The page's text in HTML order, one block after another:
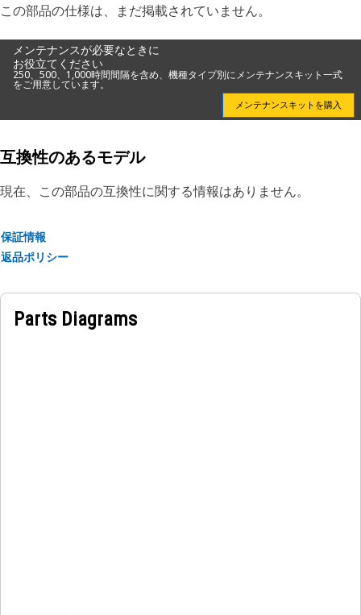
この部品の仕様は、まだ掲載されていません。
メンテナンスが必要なときに
お役立てください
250、500、1,000時間間隔を含め、機種タイプ別にメンテナンスキット一式
をご用意しています。
メンテナンスキットを購入
互換性のあるモデル
現在、この部品の互換性に関する情報はありません。
保証情報
返品ポリシー
Parts Diagrams